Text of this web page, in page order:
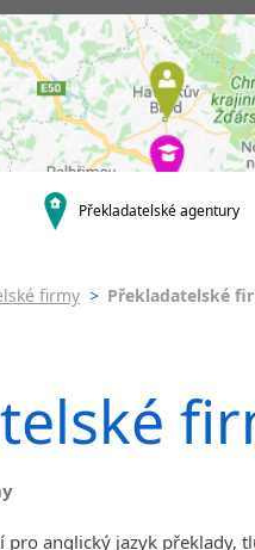
Překladatelské agentury
firmy > Překladatelské
pro anglický jazyk překlady,